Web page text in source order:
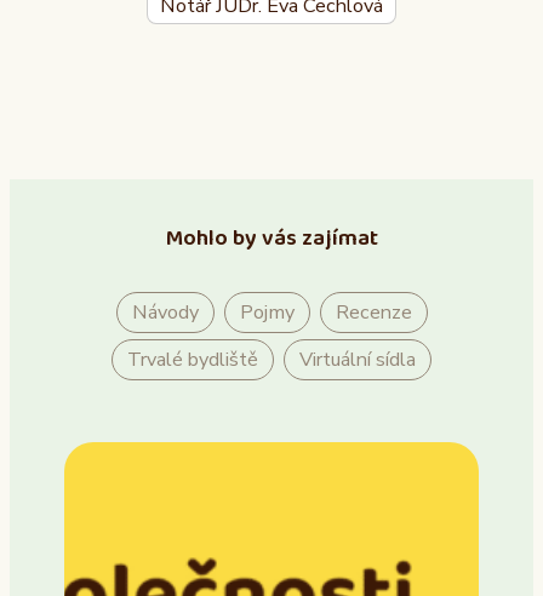
Notář JUDr. Eva Cechlová
Mohlo by vás zajímat
Návody Pojmy
Recenze
Trvalé bydliště
Virtuální sídla